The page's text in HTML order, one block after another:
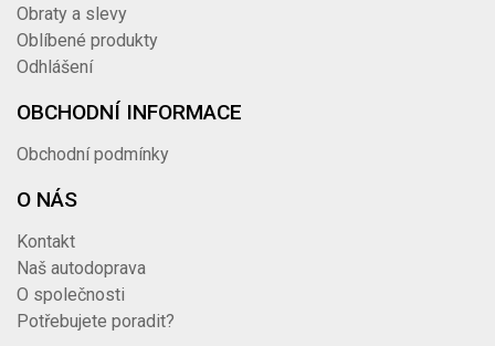
Obraty a slevy
Oblíbené produkty
Odhlášení
OBCHODNÍ INFORMACE
Obchodní podmínky
O NÁS
Kontakt
Naš autodoprava
O společnosti
Potřebujete poradit?